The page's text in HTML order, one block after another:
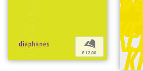
b
€ 12,00